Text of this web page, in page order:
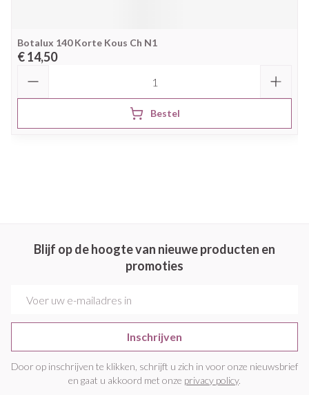
Botalux 140 Korte Kous Ch N1
€ 14,50
Bestel
Blijf op de hoogte van nieuwe producten en
promoties
Inschrijven
Door op inschrijven te klikken, schrijft u zich in voor onze nieuwsbrief
en gaat u akkoord met onze privacy policy.